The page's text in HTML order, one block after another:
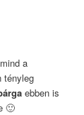
a
tényleg
ebben is
🙂